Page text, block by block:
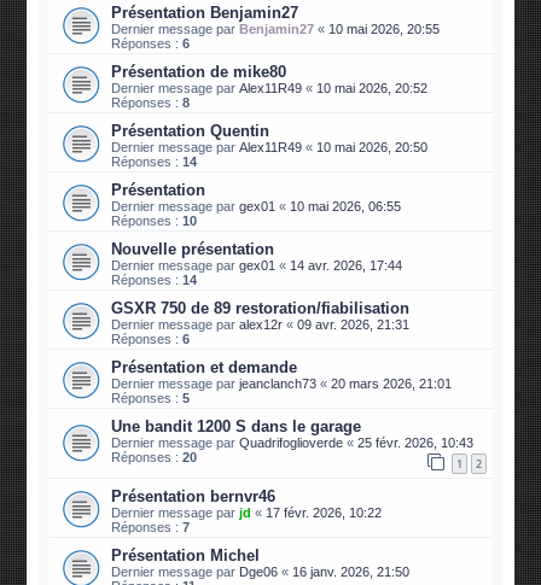
Présentation Benjamin27
Dernier message parBenjamin27 « 10 mai 2026, 20:55
Réponses :6
Présentation de mike80
Dernier message parAlex11R49 « 10 mai 2026, 20:52
Réponses :8
Présentation Quentin
Dernier message parAlex11R49 « 10 mai 2026, 20:50
Réponses :14
Présentation
Dernier message pargex01 « 10 mai 2026, 06:55
Réponses :10
Nouvelle présentation
Dernier message pargex01 « 14 avr. 2026, 17:44
Réponses :14
GSXR 750 de 89 restoration/fiabilisation
Dernier message paralex12r «09 avr. 2026, 21:31
Réponses :6
Présentation et demande
Dernier message parjeanclanch73 «20 mars 2026, 21:01
Réponses :5
Une bandit 1200 S dans le garage
Dernier message parQuadrifoglioverde «25 févr. 2026, 10:43
Réponses :20 1 2
Présentation bernvr46
Dernier message parjd « 17 févr. 2026, 10:22
Réponses :7
Présentation Michel
Dernier message par Dge06 « 16 janv. 2026, 21:50